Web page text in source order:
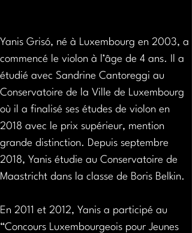
Yanis Grisó, né à Luxembourg en 2003, a
commencé le violon à l’âge de 4 ans. Il a
étudié avec Sandrine Cantoreggi au
Conservatoire de la Ville de Luxembourg
où il a finalisé ses études de violon en
2018 avec le prix supérieur, mention
grande distinction. Depuis septembre
2018, Yanis étudie au Conservatoire de
Maastricht dans la classe de Boris Belkin.
En 2011 et 2012, Yanis a participé au
“Concours Luxembourgeois pour Jeunes